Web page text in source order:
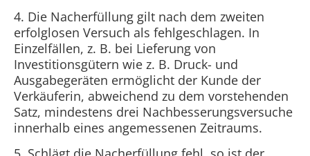
4. Die Nacherfüllung gilt nach dem zweiten
erfolglosen Versuch als fehlgeschlagen. In
Einzelfällen, z. B. bei Lieferung von
Investitionsgütern wie z. B. Druck- und
Ausgabegeräten ermöglicht der Kunde der
Verkäuferin, abweichend zu dem vorstehenden
Satz, mindestens drei Nachbesserungsversuche
innerhalb eines angemessenen Zeitraums.